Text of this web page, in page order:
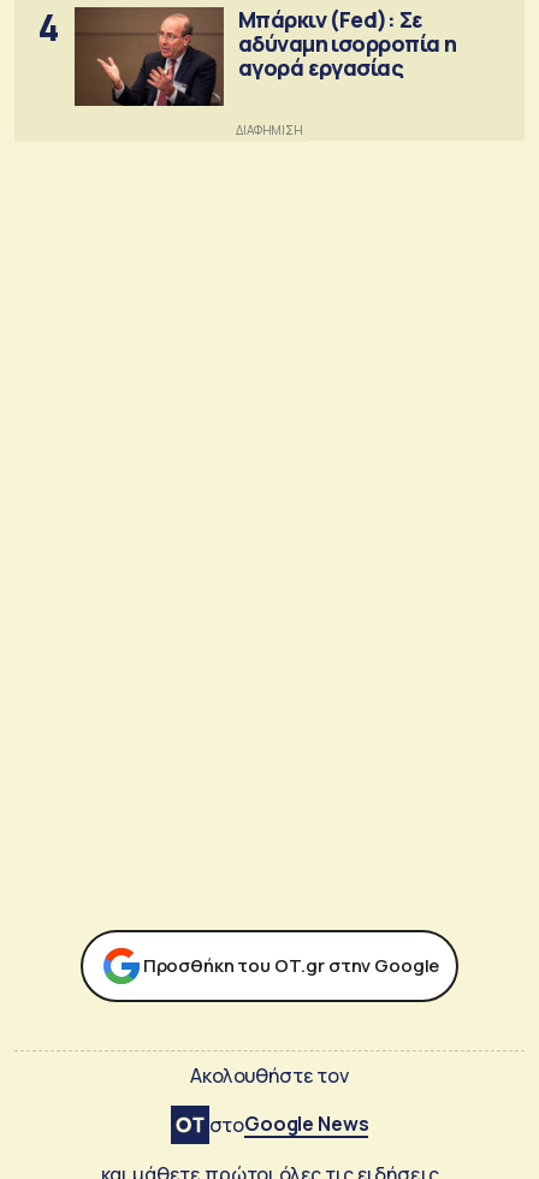
4
Μπάρκιν (Fed): Σε
αδύναμη ισορροπία η
αγορά εργασίας
Προσθήκη του ΟΤ.gr στην Google
Ακολουθήστε τον
στοGoogle News